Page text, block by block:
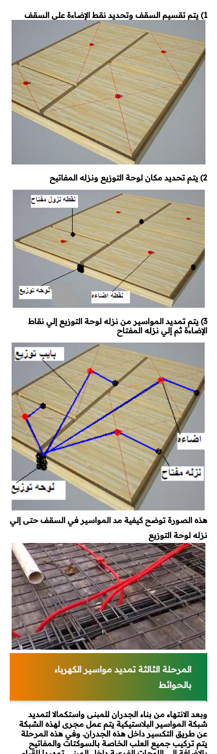
1) يتم تقسيم السقف وتحديد نقط الإضاءة على السقف
2) يتم تحديد مكان لوحة التوزيع ونزله المفاتيح
3) يتم تمديد المواسير من نزله لوحة التوزيع إلي نقاط
الإضاءة ثم إلي نزله المفتاح
هذه الصورة توضح كيفية مد المواسير في السقف حتى إلي
نزله لوحة التوزيع
المرحلة الثالثة تمديد مواسير الكهرباء
بالحوائط
وبعد الانتهاء من بناء الجدران للمبنى واستكمالا لتمديد
شبكة المواسير البلاستيكية يتم عمل مجرى لهذه الشبكة
عن طريق التكسير داخل هذه الجدران. وفي هذه المرحلة
يتم تركيب جميع العلب الخاصة بالسوكتات والمفاتيح